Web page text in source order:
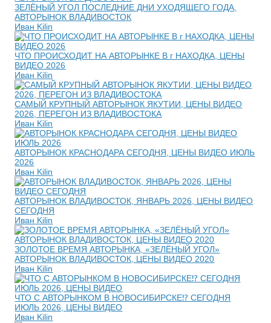
ЗЕЛЁНЫЙ УГОЛ ПОСЛЕДНИЕ ДНИ УХОДЯЩЕГО ГОДА,
АВТОРЫНОК ВЛАДИВОСТОК
Иван Kilin
ЧТО ПРОИСХОДИТ НА АВТОРЫНКЕ В г НАХОДКА, ЦЕНЫ
ВИДЕО 2026
Иван Kilin
САМЫЙ КРУПНЫЙ АВТОРЫНОК ЯКУТИИ, ЦЕНЫ ВИДЕО
2026, ПЕРЕГОН ИЗ ВЛАДИВОСТОКА
Иван Kilin
АВТОРЫНОК КРАСНОДАРА СЕГОДНЯ, ЦЕНЫ ВИДЕО ИЮЛЬ
2026
Иван Kilin
АВТОРЫНОК ВЛАДИВОСТОК, ЯНВАРЬ 2026, ЦЕНЫ ВИДЕО
СЕГОДНЯ
Иван Kilin
ЗОЛОТОЕ ВРЕМЯ АВТОРЫНКА, «ЗЕЛЁНЫЙ УГОЛ»
АВТОРЫНОК ВЛАДИВОСТОК, ЦЕНЫ ВИДЕО 2020
Иван Kilin
ЧТО С АВТОРЫНКОМ В НОВОСИБИРСКЕ⁉️ СЕГОДНЯ
ИЮЛЬ 2026, ЦЕНЫ ВИДЕО
Иван Kilin